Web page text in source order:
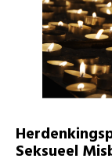
Seksueel